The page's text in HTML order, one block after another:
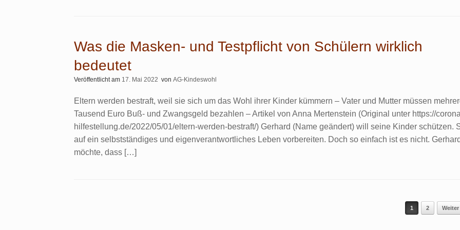
Was die Masken- und Testpflicht von Schülern wirklich
bedeutet
Veröffentlicht am 17. Mai 2022 von AG-Kindeswohl
Eltern werden bestraft, weil sie sich um das Wohl ihrer Kinder kümmern – Vater und Mutter müssen
Tausend Euro Buß- und Zwangsgeld bezahlen – Artikel von Anna Mertenstein (Original unter https://
hilfestellung.de/2022/05/01/eltern-werden-bestraft/) Gerhard (Name geändert) will seine Kinder schützen.
auf ein selbstständiges und eigenverantwortliches Leben vorbereiten. Doch so einfach ist es nicht. Gerhard
möchte, dass […]
1 2 Weiter